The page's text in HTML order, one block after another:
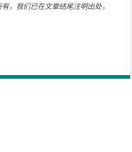
，我们已在文章结尾注明出处，